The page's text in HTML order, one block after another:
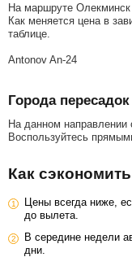
На маршруте Олекминск
Как меняется цена в
таблице.
Antonov An-24
Города пересадок
На данном направлении
Воспользуйтесь
Как
Цены всегда ниже,
до вылета.
В середине недели
дни.